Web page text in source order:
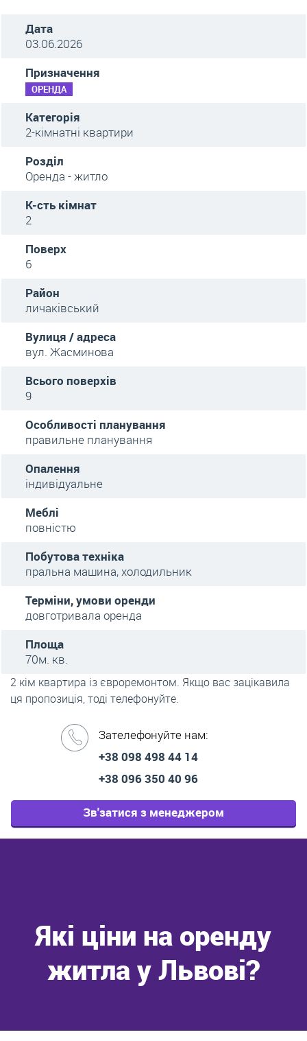
Дата
03.06.2026
Призначення
ОРЕНДА
Категорія
2-кімнатні квартири
Розділ
Оренда - житло
К-сть кімнат
2
Поверх
6
Район
личаківський
Вулиця / адреса
вул. Жасминова
Всього поверхів
9
Особливості планування
правильне планування
Опалення
індивідуальне
Меблі
повністю
Побутова техніка
пральна машина, холодильник
Терміни, умови оренди
довготривала оренда
Площа
70м. кв.
2 кім квартира із євроремонтом. Якщо вас зацікавила
ця пропозиція, тоді телефонуйте.
Зателефонуйте нам:
+38 098 498 44 14
+38 096 350 40 96
Зв'затися з менеджером
Які ціни на оренду
житла у Львові?